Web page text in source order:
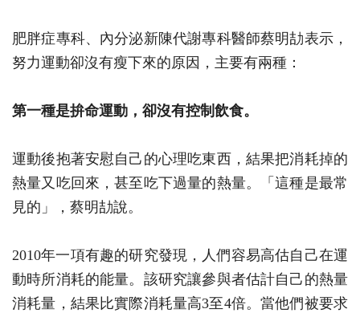
肥胖症專科、內分泌新陳代謝專科醫師蔡明劼表示，
努力運動卻沒有瘦下來的原因，主要有兩種：
第一種是拚命運動，卻沒有控制飲食。
運動後抱著安慰自己的心理吃東西，結果把消耗掉的
熱量又吃回來，甚至吃下過量的熱量。「這種是最常
見的」，蔡明劼說。
2010年一項有趣的研究發現，人們容易高估自己在運
動時所消耗的能量。該研究讓參與者估計自己的熱量
消耗量，結果比實際消耗量高3至4倍。當他們被要求